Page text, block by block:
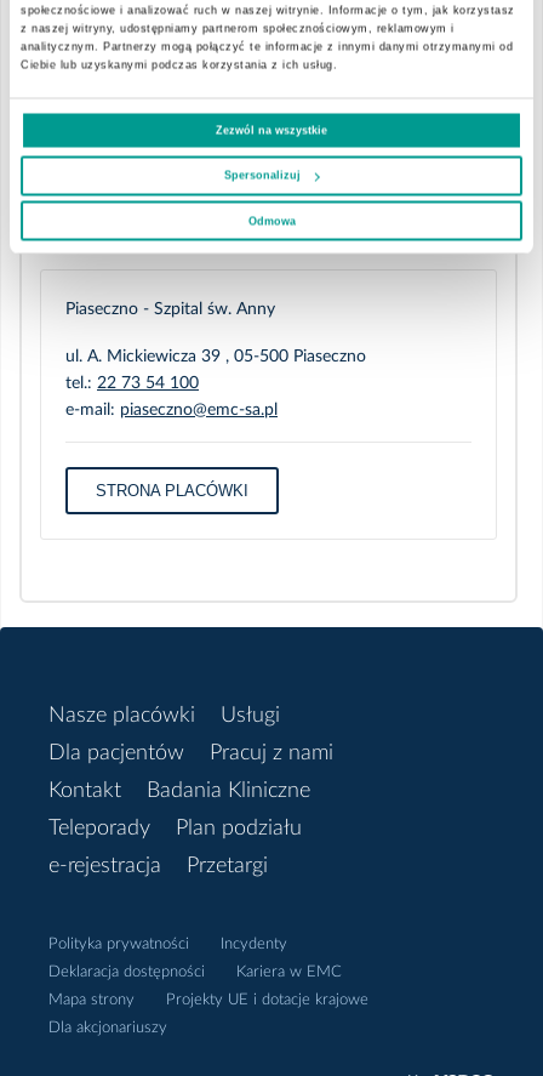
społecznościowe i analizować ruch w naszej witrynie. Informacje o tym, jak korzystasz
z naszej witryny, udostępniamy partnerom społecznościowym, reklamowym i
analitycznym. Partnerzy mogą połączyć te informacje z innymi danymi otrzymanymi od
Ciebie lub uzyskanymi podczas korzystania z ich usług.
Zezwól na wszystkie
Spersonalizuj
Odmowa
Przyjmuje także pacjentów anglojęzycznych.
Specjalizacje:
Placówki:
Piaseczno - Szpital św. Anny
ul. A. Mickiewicza 39 , 05-500 Piaseczno
tel.: 22 73 54 100
e-mail: piaseczno@emc-sa.pl
STRONA PLACÓWKI
Nasze placówki
Usługi
Dla pacjentów
Pracuj z nami
Kontakt
Badania Kliniczne
Teleporady
Plan podziału
e-rejestracja
Przetargi
Polityka prywatności
Incydenty
Deklaracja dostępności
Kariera w EMC
Mapa strony
Projekty UE i dotacje krajowe
Dla akcjonariuszy